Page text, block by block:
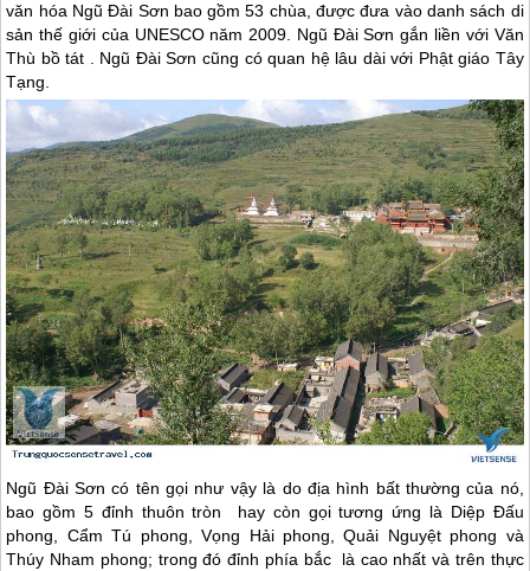
văn hóa Ngũ Đài Sơn bao gồm 53 chùa, được đưa vào danh sách di
sản thế giới của UNESCO năm 2009. Ngũ Đài Sơn gắn liền với Văn
Thù bồ tát . Ngũ Đài Sơn cũng có quan hệ lâu dài với Phật giáo Tây
Tạng.
Ngũ Đài Sơn có tên gọi như vậy là do địa hình bất thường của nó,
bao gồm 5 đỉnh thuôn tròn hay còn gọi tương ứng là Diệp Đấu
phong, Cẩm Tú phong, Vọng Hải phong, Quải Nguyệt phong và
Thúy Nham phong; trong đó đỉnh phía bắc là cao nhất và trên thực